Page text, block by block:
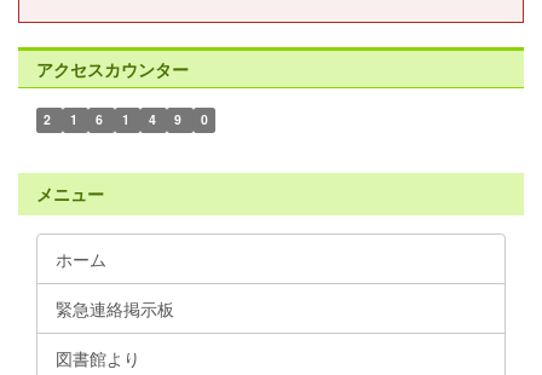
アクセスカウンター
2 1 6 1 4 9 0
メニュー
ホーム
緊急連絡掲示板
図書館より